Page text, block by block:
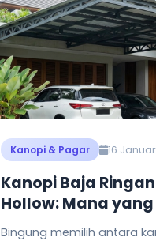
Kanopi & Pagar 16
Kanopi Baja
Hollow: Mana yang
Cocok untuk
Bingung memilih antara